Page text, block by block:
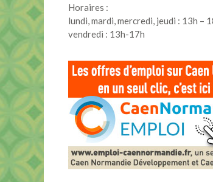
Horaires :
lundi, mardi, mercredi, jeudi : 13h –
vendredi : 13h-17h